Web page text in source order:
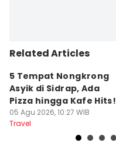
Related Articles
5 Tempat Nongkrong
Asyik di Sidrap, Ada
Pizza hingga Kafe Hits!
05 Agu 2026, 10:27 WIB
Travel